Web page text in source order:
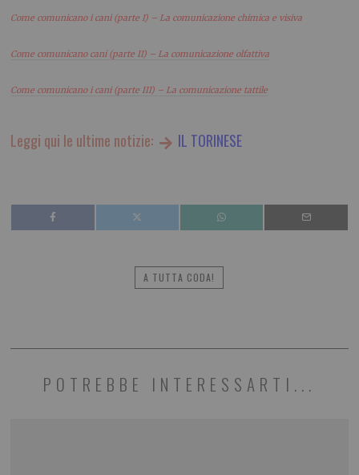
Come comunicano i cani (parte I) – La comunicazione chimica e visiva
Come comunicano cani (parte II) – La comunicazione olfattiva
Come comunicano i cani (parte III) – La comunicazione tattile
Leggi qui le ultime notizie: IL TORINESE
A TUTTA CODA!
POTREBBE INTERESSARTI...